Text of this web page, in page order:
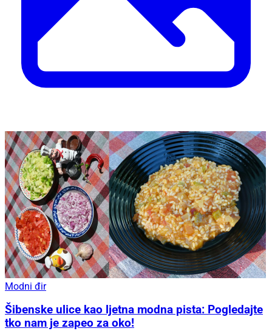
Modni đir
Šibenske ulice kao ljetna modna pista: Pogledajte
tko nam je zapeo za oko!